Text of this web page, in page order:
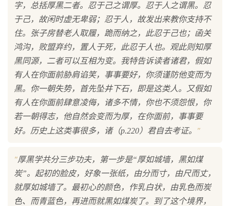
字，总括厚黑二者。忍于己之谓厚。忍于人之谓黑。忍
于己，故闲时虚无卑弱；忍于人，故发出来教你支持不
住。张子房替老人取履，跪而纳之，此忍于己也；函关
鸿沟，败盟弃约，置人于死，此忍于人也。观此则知厚
黑同源，二者可以互相为变。我特告诉读者诸君，假如
有人在你面前胁肩谄笑，事事要好，你须谨防他变而为
黑。你一朝失势，首先坠井下石，即是这类人。又假如
有人在你面前肆意凌侮，诸多不情，你也不须怨恨，你
若一朝得志，他自然会变而为厚，在你面前，事事要
好。历史上这类事很多，诸（p.220）君自去考证。
"
"厚黑学共分三步功夫，第一步是“厚如城墙，黑如煤
炭”。起初的脸皮，好象一张纸，由分而寸，由尺而丈，
就厚如城墙了。最初心的颜色，作乳白状，由乳色而炭
色、而青蓝色，再进而就黑如煤炭了。到了这个境界，